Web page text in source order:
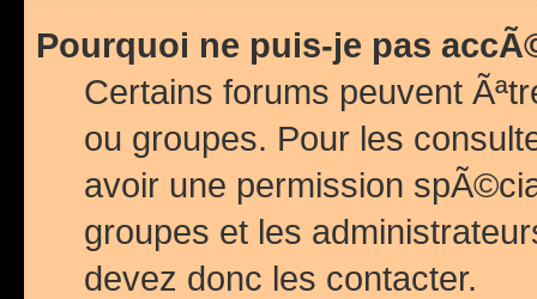
Pourquoi ne puis-je pas
Certains forums peuvent
ou groupes. Pour les
avoir une permission
groupes et les
devez donc les contacter.